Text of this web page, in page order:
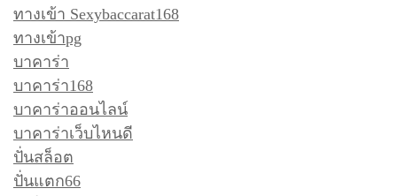
ทางเข้า Sexybaccarat168
ทางเข้าpg
บาคาร่า
บาคาร่า168
บาคาร่าออนไลน์
บาคาร่าเว็บไหนดี
ปั่นสล็อต
ปั่นแตก66